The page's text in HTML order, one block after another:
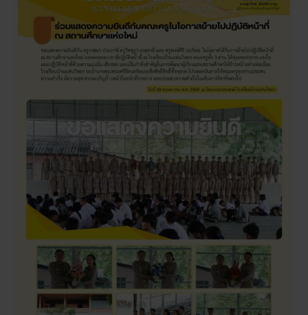
ร่วม
แสดง
ความ
ยินดี
กับ
คณะ
โอกาส
ย้าย
ปฏิบัติ
หน้าที่
สถาน
ศึกษา
แห่ง
ใหม่